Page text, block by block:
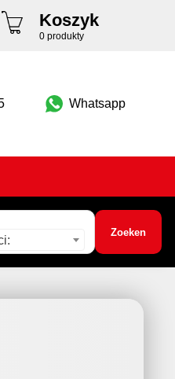
Koszyk
0 produkty
Whatsapp
Zoeken